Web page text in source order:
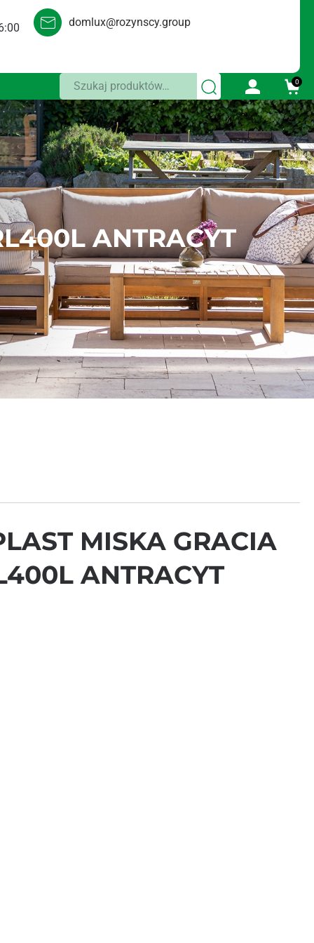
domlux@rozynscy.group
Szukaj: 0
ANTRACYT
MISKA GRACIA
ANTRACYT